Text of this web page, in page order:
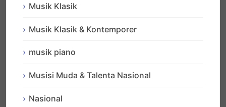
Musik Klasik
Musik Klasik & Kontemporer
musik piano
Musisi Muda & Talenta Nasional
Nasional